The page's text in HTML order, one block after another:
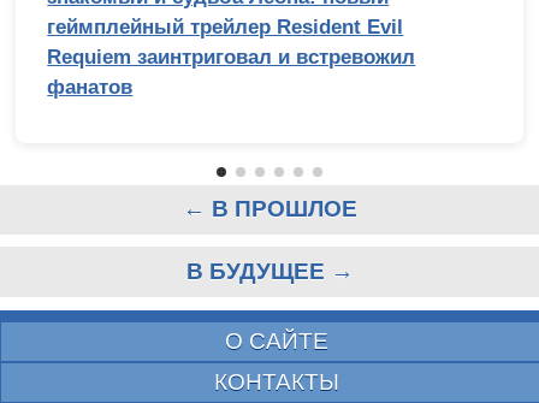
геймплейный трейлер Resident Evil
Requiem заинтриговал и встревожил
фанатов
← В ПРОШЛОЕ
В БУДУЩЕЕ →
О САЙТЕ
КОНТАКТЫ